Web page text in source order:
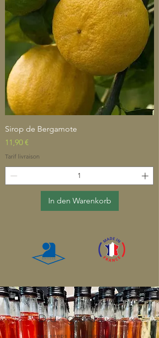
Sirop de Bergamote
Preis
11,90 €
Tarif livraison
In den Warenkorb
Du goût !
des sirops économique pour